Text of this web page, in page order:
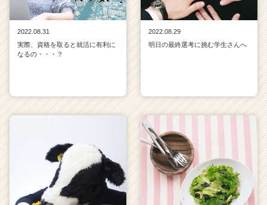
2022.08.31
実際、資格を取ると就活に有利に
なるの・・・？
2022.08.29
明日の最終選考に挑む学生さんへ